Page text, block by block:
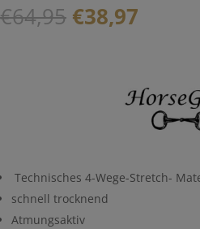
€64,95
Preis
€38,97
Technisches 4-Wege-Stretch-
schnell trocknend
Atmungsaktiv